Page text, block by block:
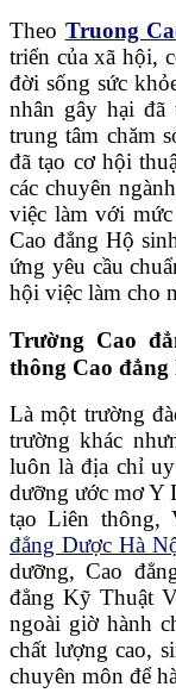
Theo Truong
triển của xã hội,
đời sống sức
nhân gây hại
trung tâm chăm
đã tạo cơ hội
các chuyên
việc làm với
Cao đẳng Hộ
ứng yêu cầu
hội việc làm cho
Trường Cao
thông Cao đẳng
Là một trường
trường khác
luôn là địa chỉ
dưỡng ước mơ Y
tạo Liên thông,
đẳng Dược Hà
dưỡng, Cao
đẳng Kỹ Thuật
ngoài giờ hành
chất lượng cao,
chuyên môn để